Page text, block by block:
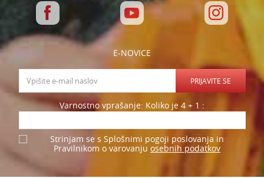
E-NOVICE
PRIJAVITE SE
Varnostno vprašanje: Koliko je 4 + 1 :
Strinjam se s Splošnimi pogoji poslovanja in
Pravilnikom o varovanju osebnih podatkov